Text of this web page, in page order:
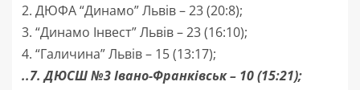
2. ДЮФА “Динамо” Львів – 23 (20:8);
3. “Динамо Інвест” Львів – 23 (16:10);
4. “Галичина” Львів – 15 (13:17);
..7. ДЮСШ №3Івано-Франківськ– 10 (15:21);